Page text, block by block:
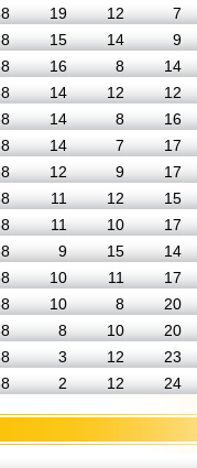
19 12 7
15 14 9
16 8 14
14 12 12
14 8 16
14 7 17
12 9 17
11 12 15
11 10 17
9 15 14
10 11 17
10 8 20
8 10 20
3 12 23
2 12 24